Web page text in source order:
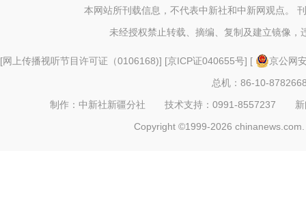
新疆莎车县棉花播种
本网站所刊载信息，不代表中新社和中新网观点。
未经授权禁止转载、摘编、复制及建立镜像，
[网上传播视听节目许可证（0106168)] [京ICP证040655号] [
京公网
总机：86-10-
制作：中新社新疆分社 技术支持：0991-8557237
Copyright ©1999-2026